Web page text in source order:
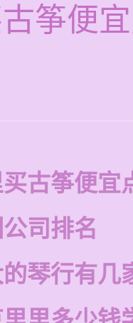
筝便
古筝便宜
司排名
琴行有几